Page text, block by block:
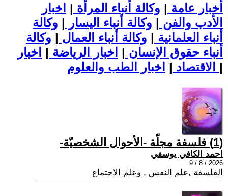
أخبار عامة | وكالة أنباء المرأة | اخبار
الأدب والفن | وكالة أنباء اليسار | وكالة
أنباء العلمانية | وكالة أنباء العمال | وكالة
أنباء حقوق الإنسان | اخبار الرياضة | اخبار
الاقتصاد | |
(1) فلسفة مجلّة -الأحوال الشخصيّة-
احمد الكافي يوسفي
2026 / 8 / 9
الفلسفة ,علم النفس , وعلم الاجتماع